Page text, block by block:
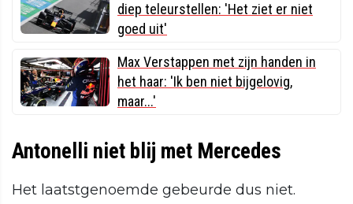
diep teleurstellen: 'Het ziet er niet
goed uit'
Max Verstappen met zijn handen in
het haar: 'Ik ben niet bijgelovig,
maar...'
Antonelli niet blij met Mercedes
Het laatstgenoemde gebeurde dus niet.